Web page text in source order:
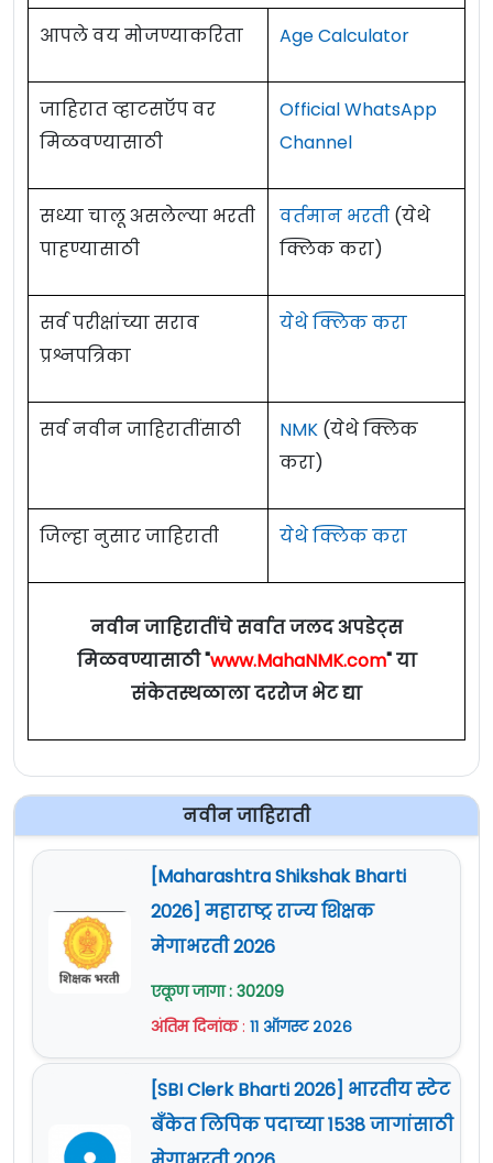
आपले वय मोजण्याकरिता Age Calculator
जाहिरात व्हाटसऍप वर
मिळवण्यासाठी
Official WhatsApp
Channel
सध्या चालू असलेल्या भरती
पाहण्यासाठी
वर्तमान भरती (येथे
क्लिक करा)
सर्व परीक्षांच्या सराव
प्रश्नपत्रिका
येथे क्लिक करा
सर्व नवीन जाहिरातींसाठी NMK (येथे क्लिक
करा)
जिल्हा नुसार जाहिराती येथे क्लिक करा
नवीन जाहिरातींचे सर्वात जलद अपडेट्स
मिळवण्यासाठी "www.MahaNMK.com" या
संकेतस्थळाला दररोज भेट द्या
नवीन जाहिराती
[Maharashtra Shikshak Bharti
2026] महाराष्ट्र राज्य शिक्षक
मेगाभरती 2026
एकूण जागा : 30209
अंतिम दिनांक: ११ ऑगस्ट २०२६
[SBI Clerk Bharti 2026] भारतीय स्टेट
बँकेत लिपिक पदाच्या 1538 जागांसाठी